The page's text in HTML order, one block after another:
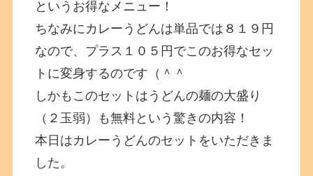
というお得なメニュー！
ちなみにカレーうどんは単品では８１９円
なので、プラス１０５円でこのお得なセッ
トに変身するのです（＾＾
しかもこのセットはうどんの麺の大盛り
（２玉弱）も無料という驚きの内容！
本日はカレーうどんのセットをいただきま
した。